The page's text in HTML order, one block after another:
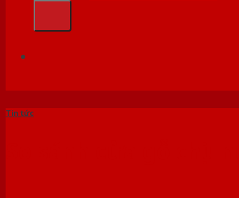
Tin tức